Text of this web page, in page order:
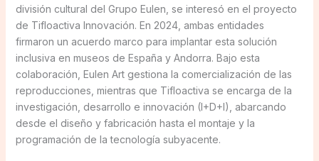
división cultural del Grupo Eulen, se interesó en el proyecto
de Tifloactiva Innovación. En 2024, ambas entidades
firmaron un acuerdo marco para implantar esta solución
inclusiva en museos de España y Andorra. Bajo esta
colaboración, Eulen Art gestiona la comercialización de las
reproducciones, mientras que Tifloactiva se encarga de la
investigación, desarrollo e innovación (I+D+I), abarcando
desde el diseño y fabricación hasta el montaje y la
programación de la tecnología subyacente.